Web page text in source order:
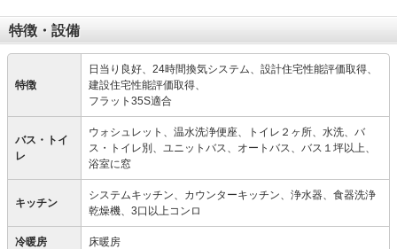
特徴・設備
特徴
日当り良好、24時間換気システム、設計住宅性能評価取得、
建設住宅性能評価取得、
フラット35S適合
バス・トイ
レ
ウォシュレット、温水洗浄便座、トイレ２ヶ所、水洗、バ
ス・トイレ別、ユニットバス、オートバス、バス１坪以上、
浴室に窓
キッチン
システムキッチン、カウンターキッチン、浄水器、食器洗浄
乾燥機、3口以上コンロ
冷暖房 床暖房